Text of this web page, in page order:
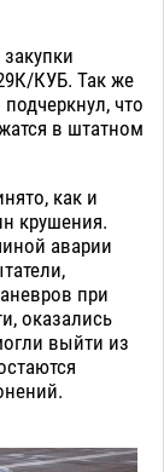
КУБ. Так же
что
в штатном
как и
крушения.
аварии
при
оказались
выйти из